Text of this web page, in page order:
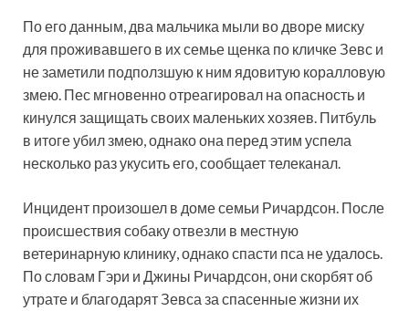
По его данным, два мальчика мыли во дворе миску
для проживавшего в их семье щенка по кличке Зевс и
незаметили подползшую к ним ядовитую коралловую
змею. Пес мгновенно отреагировал на опасность и
кинулся защищать своих маленьких хозяев. Питбуль
в итоге убил змею, однако она перед этим успела
несколько раз укусить его, сообщает телеканал.
Инцидент произошел в доме семьи Ричардсон. После
происшествия собаку отвезли в местную
ветеринарную клинику, однако спасти пса не удалось.
По словам Гэри и Джины Ричардсон, они скорбят об
утрате и благодарят Зевса за спасенные жизни их